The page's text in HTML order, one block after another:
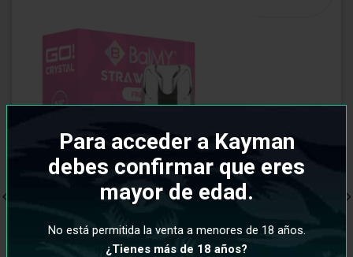
Para acceder a Kayman
debes confirmar que eres
mayor de edad.
No está permitida la venta a menores de 18 años.
¿Tienes más de 18 años?